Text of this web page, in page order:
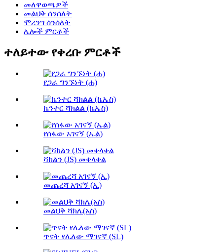
መለዋወጫዎች
መልህቅ ሰንሰለት
ሞሪንግ ሰንሰለት
ሌሎች ምርቶች
ተለይተው የቀረቡ ምርቶች
የጋራ ግንኙነት (ሐ)
ኬንተር ሻክልል (ኬኤስ)
የሰፋው አገናኝ (ኤል)
ሻክልን (JS) መቀላቀል
መጨረሻ አገናኝ (ኢ)
መልህቅ ሻክሌ(አስ)
ጥናት የሌለው ማገናኛ (SL)